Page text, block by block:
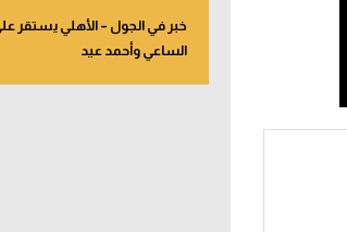
خبر في الجول – الأهلي يستقر
الساعي وأحمد عيد